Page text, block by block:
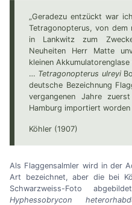
„Geradezu entzückt war
Tetragonopterus, von dem
in Lankwitz zum
Neuheiten Herr Matte
kleinen
… Tetragonopterus ulreyi
deutsche Bezeichnung
vergangenen Jahre
Hamburg importiert worden
Köhler (1907)
Als Flaggensalmler wird in der
Art bezeichnet, aber die bei
Schwarzweiss-Foto
Hyphessobrycon